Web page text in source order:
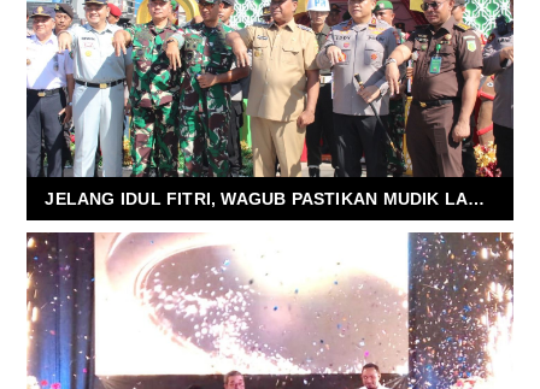
JELANG IDUL FITRI, WAGUB PASTIKAN MUDIK LANCAR DAN KEBUTUHAN BARANG TERSEDIA